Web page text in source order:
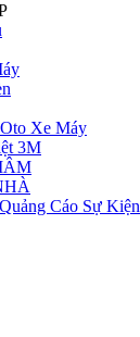
Xe Máy
3M
Cáo Sự Kiện